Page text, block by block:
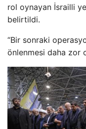
rol oynayan İsrailli
belirtildi.
“Bir sonraki
önlenmesi daha zor